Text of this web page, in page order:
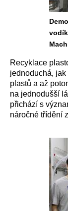
Recyklace
jednoduchá,
plastů a až
na jednodušší
přichází s
náročné třídění